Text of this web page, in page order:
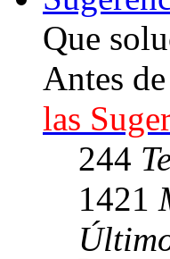
Que
Antes
las
244
1421